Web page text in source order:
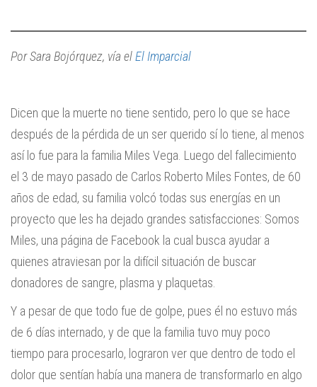
Por Sara Bojórquez, vía elEl Imparcial
Dicen que la muerte no tiene sentido, pero lo que se hace
después de la pérdida de un ser querido sí lo tiene, al menos
así lo fue para la familia Miles Vega. Luego del fallecimiento
el 3 de mayo pasado de Carlos Roberto Miles Fontes, de 60
años de edad, su familia volcó todas sus energías en un
proyecto que les ha dejado grandes satisfacciones: Somos
Miles, una página de Facebook la cual busca ayudar a
quienes atraviesan por la difícil situación de buscar
donadores de sangre, plasma y plaquetas.
Y a pesar de que todo fue de golpe, pues él no estuvo más
de 6 días internado, y de que la familia tuvo muy poco
tiempo para procesarlo, lograron ver que dentro de todo el
dolor que sentían había una manera de transformarlo en algo